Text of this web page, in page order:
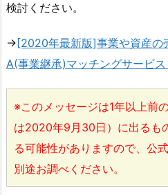
検討ください。
→ [2020年最新版]事業や資産の
A(事業継承)マッチングサービ
※このメッセージは1年以上前
は2020年9月30日）に出るも
る可能性がありますので、公
別途お調べください。